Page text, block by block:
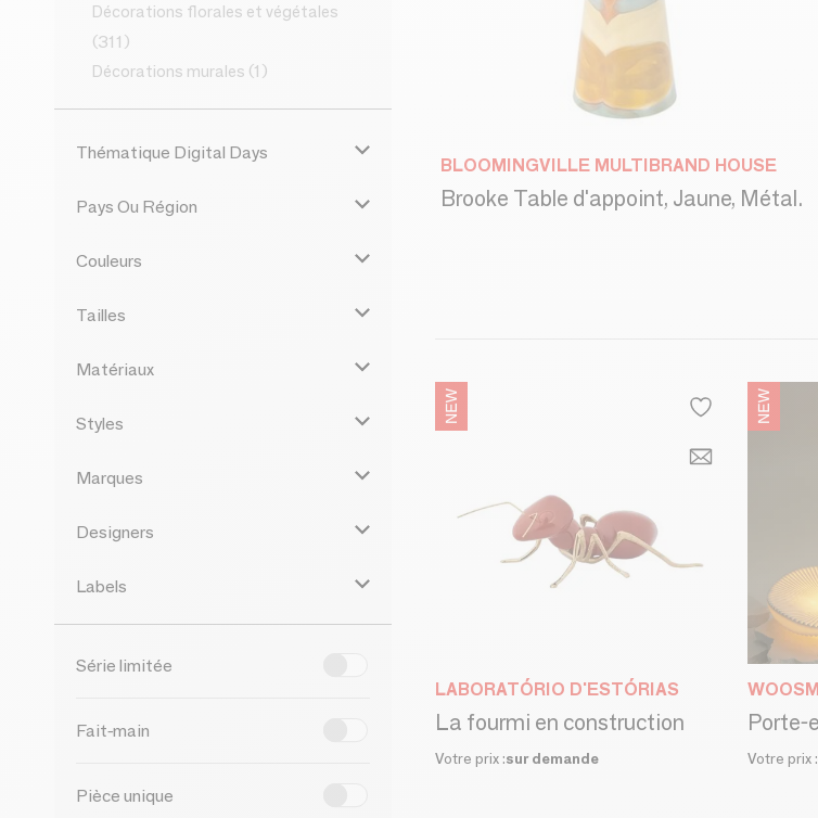
Décorations florales et végétales
(311)
Décorations murales (1)
Thématique Digital Days
Pays Ou Région
Couleurs
Tailles
Matériaux
Styles
Marques
Designers
Labels
Série limitée
Fait-main
Pièce unique
BLOOMINGVILLE MULTIBRAND HOUSE
Brooke Table d'appoint, Jaune, Métal.
LABORATÓRIO D'ESTÓRIAS
La fourmi en construction
Votre prix :sur demande
WOOSM
Votre prix :